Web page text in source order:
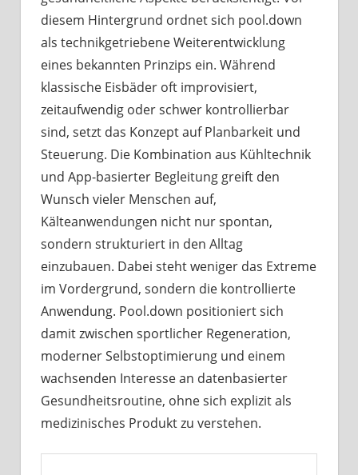
diesem Hintergrund ordnet sich pool.down
als technikgetriebene Weiterentwicklung
eines bekannten Prinzips ein. Während
klassische Eisbäder oft improvisiert,
zeitaufwendig oder schwer kontrollierbar
sind, setzt das Konzept auf Planbarkeit und
Steuerung. Die Kombination aus Kühltechnik
und App-basierter Begleitung greift den
Wunsch vieler Menschen auf,
Kälteanwendungen nicht nur spontan,
sondern strukturiert in den Alltag
einzubauen. Dabei steht weniger das Extreme
im Vordergrund, sondern die kontrollierte
Anwendung. Pool.down positioniert sich
damit zwischen sportlicher Regeneration,
moderner Selbstoptimierung und einem
wachsenden Interesse an datenbasierter
Gesundheitsroutine, ohne sich explizit als
medizinisches Produkt zu verstehen.